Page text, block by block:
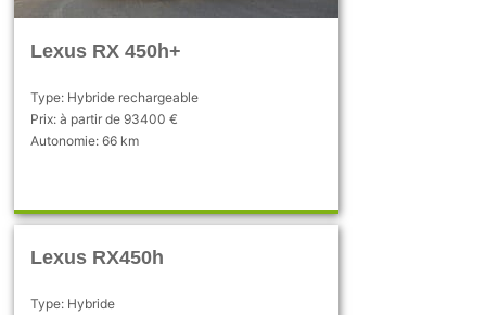
Lexus RX 450h+
Type: Hybride rechargeable
Prix: à partir de 93400 €
Autonomie: 66 km
Lexus RX450h
Type: Hybride